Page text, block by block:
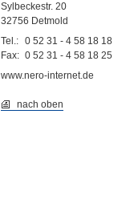
Sylbeckestr. 20
32756 Detmold
Tel.: 0 52 31 - 4 58 18 18
Fax: 0 52 31 - 4 58 18 25
www.nero-internet.de
nach oben